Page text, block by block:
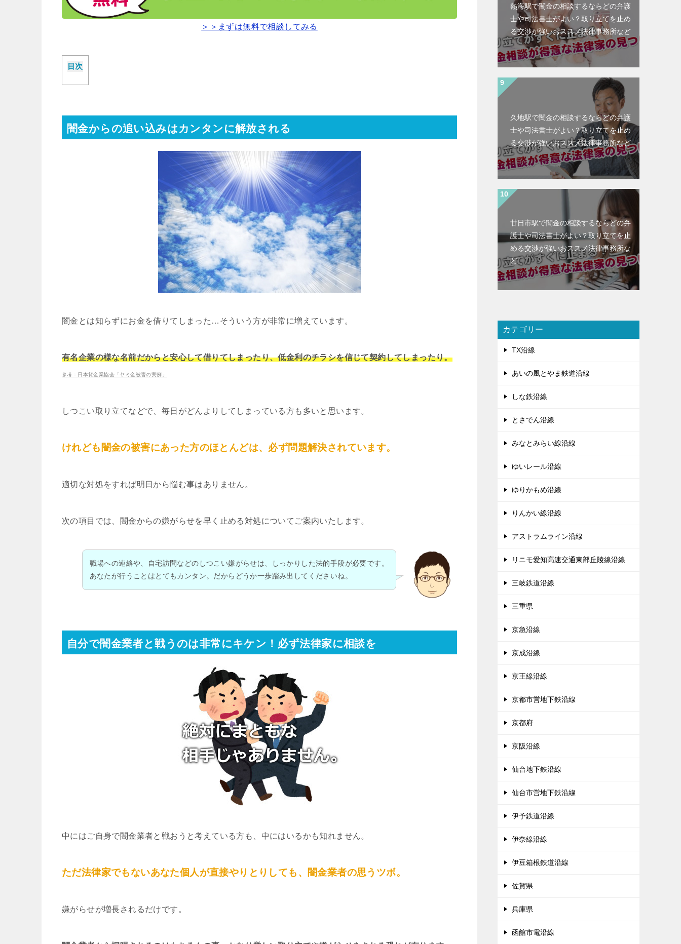
＞＞まずは無料で相談してみる
目次
闇金からの追い込みはカンタンに解放される
闇金とは知らずにお金を借りてしまった…そういう方が非常に増えています。
有名企業の様な名前だからと安心して借りてしまったり、低金利のチラシを信じて契約してしまったり。
参考：日本貸金業協会「ヤミ金被害の実例」
しつこい取り立てなどで、毎日がどんよりしてしまっている方も多いと思います。
けれども闇金の被害にあった方のほとんどは、必ず問題解決されています。
適切な対処をすれば明日から悩む事はありません。
次の項目では、闇金からの嫌がらせを早く止める対処についてご案内いたします。
職場への連絡や、自宅訪問などのしつこい嫌がらせは、しっかりした法的手段が必要です。
あなたが行うことはとてもカンタン。だからどうか一歩踏み出してくださいね。
自分で闇金業者と戦うのは非常にキケン！必ず法律家に相談を
中にはご自身で闇金業者と戦おうと考えている方も、中にはいるかも知れません。
ただ法律家でもないあなた個人が直接やりとりしても、闇金業者の思うツボ。
嫌がらせが増長されるだけです。
熱海駅で闇金の相談するならどの弁護
士や司法書士がよい？取り立てを止め
る交渉が強いおススメ法律事務所など
久地駅で闇金の相談するならどの弁護
士や司法書士がよい？取り立てを止め
る交渉が強いおススメ法律事務所など
廿日市駅で闇金の相談するならどの弁
護士や司法書士がよい？取り立てを止
める交渉が強いおススメ法律事務所な
ど
カテゴリー
TX沿線
あいの風とやま鉄道沿線
しな鉄沿線
とさでん沿線
みなとみらい線沿線
ゆいレール沿線
ゆりかもめ沿線
りんかい線沿線
アストラムライン沿線
リニモ愛知高速交通東部丘陵線沿線
三岐鉄道沿線
三重県
京急沿線
京成沿線
京王線沿線
京都市営地下鉄沿線
京都府
京阪沿線
仙台地下鉄沿線
仙台市営地下鉄沿線
伊予鉄道沿線
伊奈線沿線
伊豆箱根鉄道沿線
佐賀県
兵庫県
函館市電沿線